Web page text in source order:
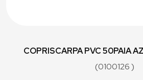
COPRISCARPA PVC 50PAIA
(0100126 )